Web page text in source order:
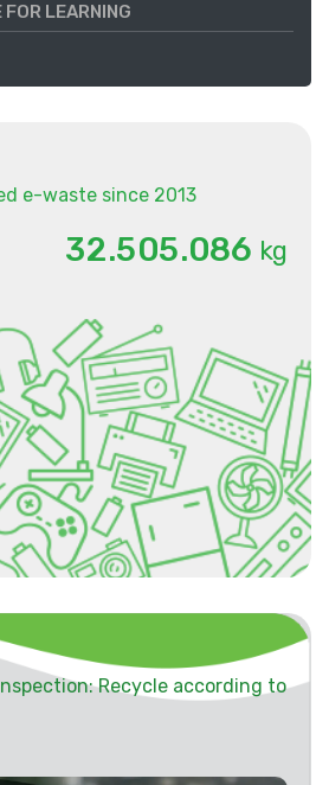
LEARNING
e-waste since 2013
32.505.086 kg
Recycle according to